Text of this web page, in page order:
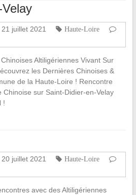
21 juillet 2021
Haute-Loire
Altiligériennes Vivant Sur
les Dernières Chinoises &
de la Haute-Loire ! Rencontre
Chinoise sur Saint-Didier-en-Velay
!
20 juillet 2021
Haute-Loire
avec des Altiligériennes